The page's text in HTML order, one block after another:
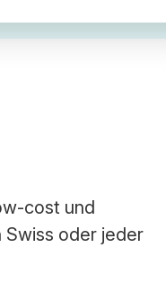
cost und
Swiss oder jeder